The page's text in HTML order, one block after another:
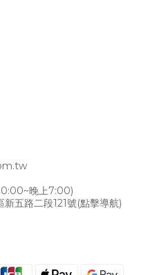
晚上7:00)
五路二段121號(點擊導航)